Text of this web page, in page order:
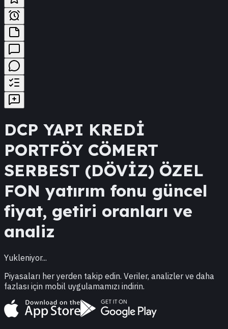
DCP YAPI KREDİ
PORTFÖY CÖMERT
SERBEST (DÖVİZ) ÖZEL
FON yatırım fonu güncel
fiyat, getiri oranları ve
analiz
Yukleniyor...
Piyasaları her yerden takip edin. Veriler, analizler ve daha
fazlası için mobil uygulamamızı indirin.